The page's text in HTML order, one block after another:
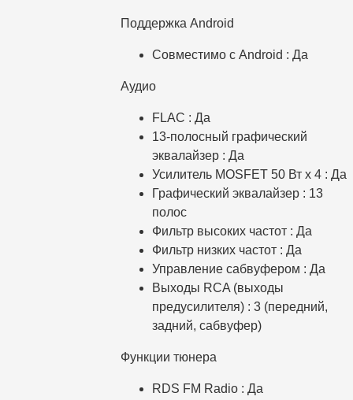
Поддержка Android
Совместимо с Android : Да
Аудио
FLAC : Да
13-полосный графический
эквалайзер : Да
Усилитель MOSFET 50 Вт x 4 : Да
Графический эквалайзер : 13
полос
Фильтр высоких частот : Да
Фильтр низких частот : Да
Управление сабвуфером : Да
Выходы RCA (выходы
предусилителя) : 3 (передний,
задний, сабвуфер)
Функции тюнера
RDS FM Radio : Да